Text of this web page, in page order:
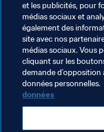
nous n'avions pas la
avoir. Il nous
de structure et de
d'une médaille d'or
final", conclut-elle.
Thèmes en lien
Compétitions FIFA
et les publicités, pour
médias sociaux et
également des
site avec nos
médias sociaux. Vous
cliquant sur les
demande
données personnelles.
données